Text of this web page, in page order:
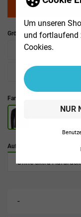
Um unseren
und fortlaufend
Cookies.
NUR
Größe:
S
3XL
Farbe :
Aufdruck:
-